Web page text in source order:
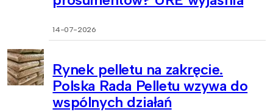
14-07-2026
Rynek pelletu na zakręcie.
Polska Rada Pelletu wzywa do
wspólnych działań